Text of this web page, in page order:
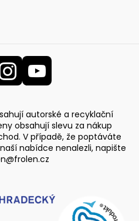
autorské a recyklační
obsahují slevu za nákup
V případě, že poptáváte
nabídce nenalezli, napište